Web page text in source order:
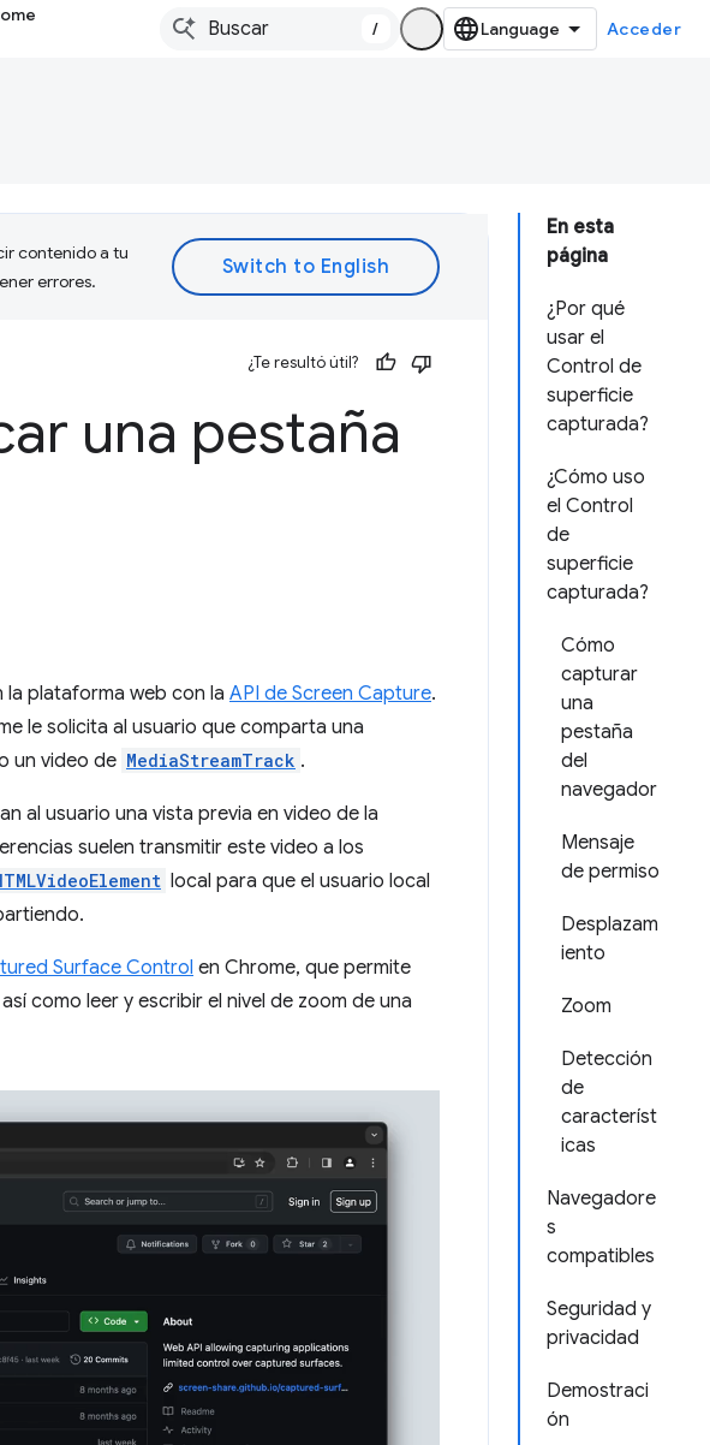
/ Acceder
En esta
página
¿Por qué
usar el
Control de
superficie
capturada?
¿Cómo uso
el Control
de
superficie
capturada?
Cómo
capturar
una
pestaña
del
navegador
Mensaje
de permiso
Desplazam
iento
Zoom
Detección
de
característ
icas
Navegadore
s
compatibles
Seguridad y
privacidad
Demostraci
ón
contenido a tu
errores.
¿Te resultó útil?
una pestaña
la plataforma web con la API de Screen Capture.
le solicita al usuario que comparta una
un video de MediaStreamTrack .
al usuario una vista previa en video de la
suelen transmitir este video a los
local para que el usuario local
Surface Control en Chrome, que permite
como leer y escribir el nivel de zoom de una